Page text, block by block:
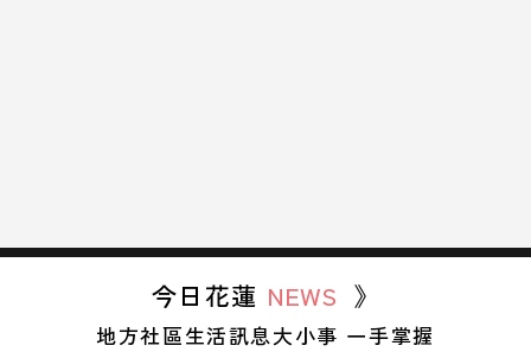
今日花蓮 NEWS 》
地方社區生活訊息大小事 一手掌握